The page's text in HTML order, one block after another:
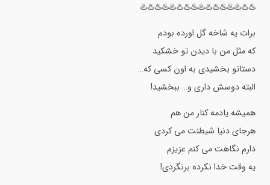
♨️♨️♨️♨️♨️♨️♨️♨️♨️♨️♨️♨️♨️♨️♨️♨️
برات یه شاخه گل اورده بودم
که مثل من با دیدن تو خشکید
دستاتو بخشیدی به اون کسی که…
البته دوسش داری و… ببخشید!
همیشه یادمه کنار من هم
هرجای دنیا شیطنت می کردی
دارم نگاهت می کنم عزیزم
یه وقت خدا نکرده برنگردی!